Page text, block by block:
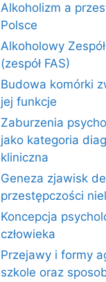
Alkoholizm a
Polsce
Alkoholowy
(zespół FAS)
Budowa komórki
jej funkcje
Zaburzenia
jako kategoria
kliniczna
Geneza zjawisk
przestępczości
Koncepcja
człowieka
Przejawy i formy
szkole oraz